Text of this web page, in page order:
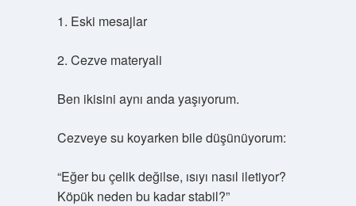
1. Eski mesajlar
2. Cezve materyali
Ben ikisini aynı anda yaşıyorum.
Cezveye su koyarken bile düşünüyorum:
“Eğer bu çelik değilse, ısıyı nasıl iletiyor?
Köpük neden bu kadar stabil?”